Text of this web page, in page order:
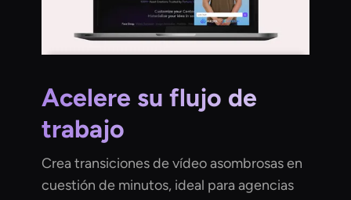
Acelere su flujo de
trabajo
Crea transiciones de vídeo asombrosas en
cuestión de minutos, ideal para agencias